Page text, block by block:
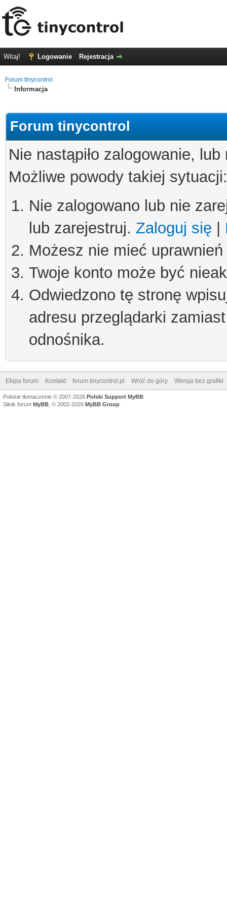
Witaj! Logowanie Rejestracja
Forum tinycontrol
Informacja
Forum tinycontrol
Nie nastąpiło zalogowanie,
Możliwe powody takiej sytuacji:
Nie zalogowano lub nie
lub zarejestruj. Zaloguj się
Możesz nie mieć
Twoje konto może być
Odwiedzono tę stronę
adresu przeglądarki
odnośnika.
Ekipa forum Kontakt forum.tinycontrol.pl Wróć do góry Wersja bez grafiki
Polskie tłumaczenie © 2007-2026 Polski Support MyBB
Silnik forum MyBB , © 2002-2026 MyBB Group